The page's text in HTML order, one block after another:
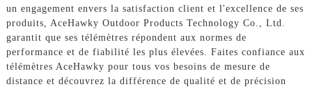
un engagement envers la satisfaction client et l'excellence de ses
produits, AceHawky Outdoor Products Technology Co., Ltd.
garantit que ses télémètres répondent aux normes de
performance et de fiabilité les plus élevées. Faites confiance aux
télémètres AceHawky pour tous vos besoins de mesure de
distance et découvrez la différence de qualité et de précision